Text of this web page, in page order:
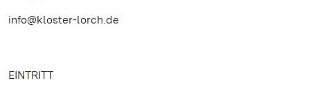
info@kloster-lorch.de
EINTRITT